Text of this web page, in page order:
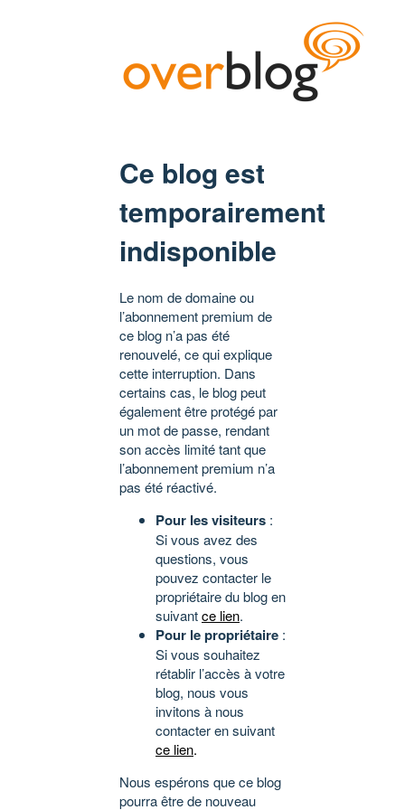
Ce blog est
temporairement
indisponible
Le nom de domaine ou
l’abonnement premium de
ce blog n’a pas été
renouvelé, ce qui explique
cette interruption. Dans
certains cas, le blog peut
également être protégé par
un mot de passe, rendant
son accès limité tant que
l’abonnement premium n’a
pas été réactivé.
Pour les visiteurs :
Si vous avez des
questions, vous
pouvez contacter le
propriétaire du blog en
suivantce lien.
Pour le propriétaire :
Si vous souhaitez
rétablir l’accès à votre
blog, nous vous
invitons à nous
contacter en suivant
ce lien.
Nous espérons que ce blog
pourra être de nouveau